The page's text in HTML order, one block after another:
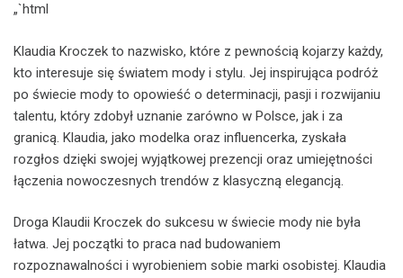
„`html
Klaudia Kroczek to nazwisko, które z pewnością kojarzy każdy,
kto interesuje się światem mody i stylu. Jej inspirująca podróż
po świecie mody to opowieść o determinacji, pasji i rozwijaniu
talentu, który zdobył uznanie zarówno w Polsce, jak i za
granicą. Klaudia, jako modelka oraz influencerka, zyskała
rozgłos dzięki swojej wyjątkowej prezencji oraz umiejętności
łączenia nowoczesnych trendów z klasyczną elegancją.
Droga Klaudii Kroczek do sukcesu w świecie mody nie była
łatwa. Jej początki to praca nad budowaniem
rozpoznawalności i wyrobieniem sobie marki osobistej. Klaudia